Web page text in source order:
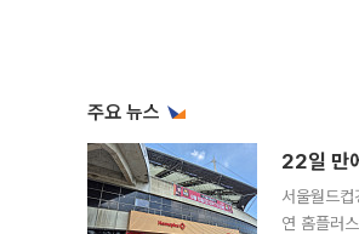
주요 뉴스
22일 만
서울월드
연 홈플러